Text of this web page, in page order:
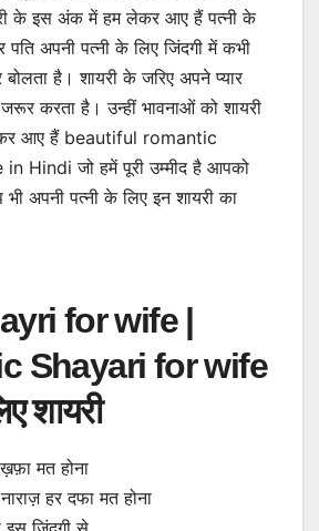
के इस अंक में हम लेकर आए हैं पत्नी के
पति अपनी पत्नी के लिए जिंदगी में कभी
है। शायरी के जरिए अपने प्यार
करता है। उन्हीं भावनाओं को शायरी
आए हैं beautiful romantic
Hindi जो हमें पूरी उम्मीद है आपको
अपनी पत्नी के लिए इन शायरी का
for wife |
Shayari for wife
शायरी
मत होना
हर दफा मत होना